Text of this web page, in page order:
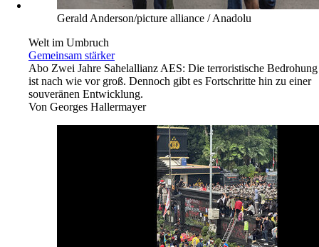
Gerald Anderson/picture alliance / Anadolu
Welt im Umbruch
Gemeinsam stärker
Abo Zwei Jahre Sahelallianz AES: Die terroristische Bedrohung
ist nach wie vor groß. Dennoch gibt es Fortschritte hin zu einer
souveränen Entwicklung.
Von Georges Hallermayer